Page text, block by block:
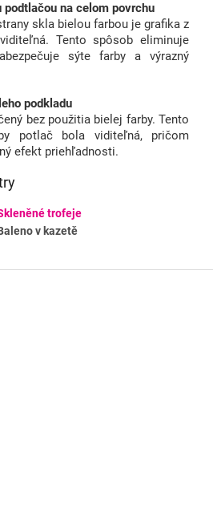
podtlačou na celom povrchu
skla bielou farbou je grafika z
Tento spôsob eliminuje
sýte farby a výrazný
podkladu
bez použitia bielej farby. Tento
potlač bola viditeľná, pričom
efekt priehľadnosti.
trofeje
v kazetě